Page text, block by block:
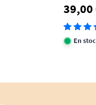
39,00
En